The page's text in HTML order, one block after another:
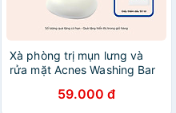
Xà phòng trị mụn lưng và
rửa mặt Acnes Washing Bar
59.000 đ